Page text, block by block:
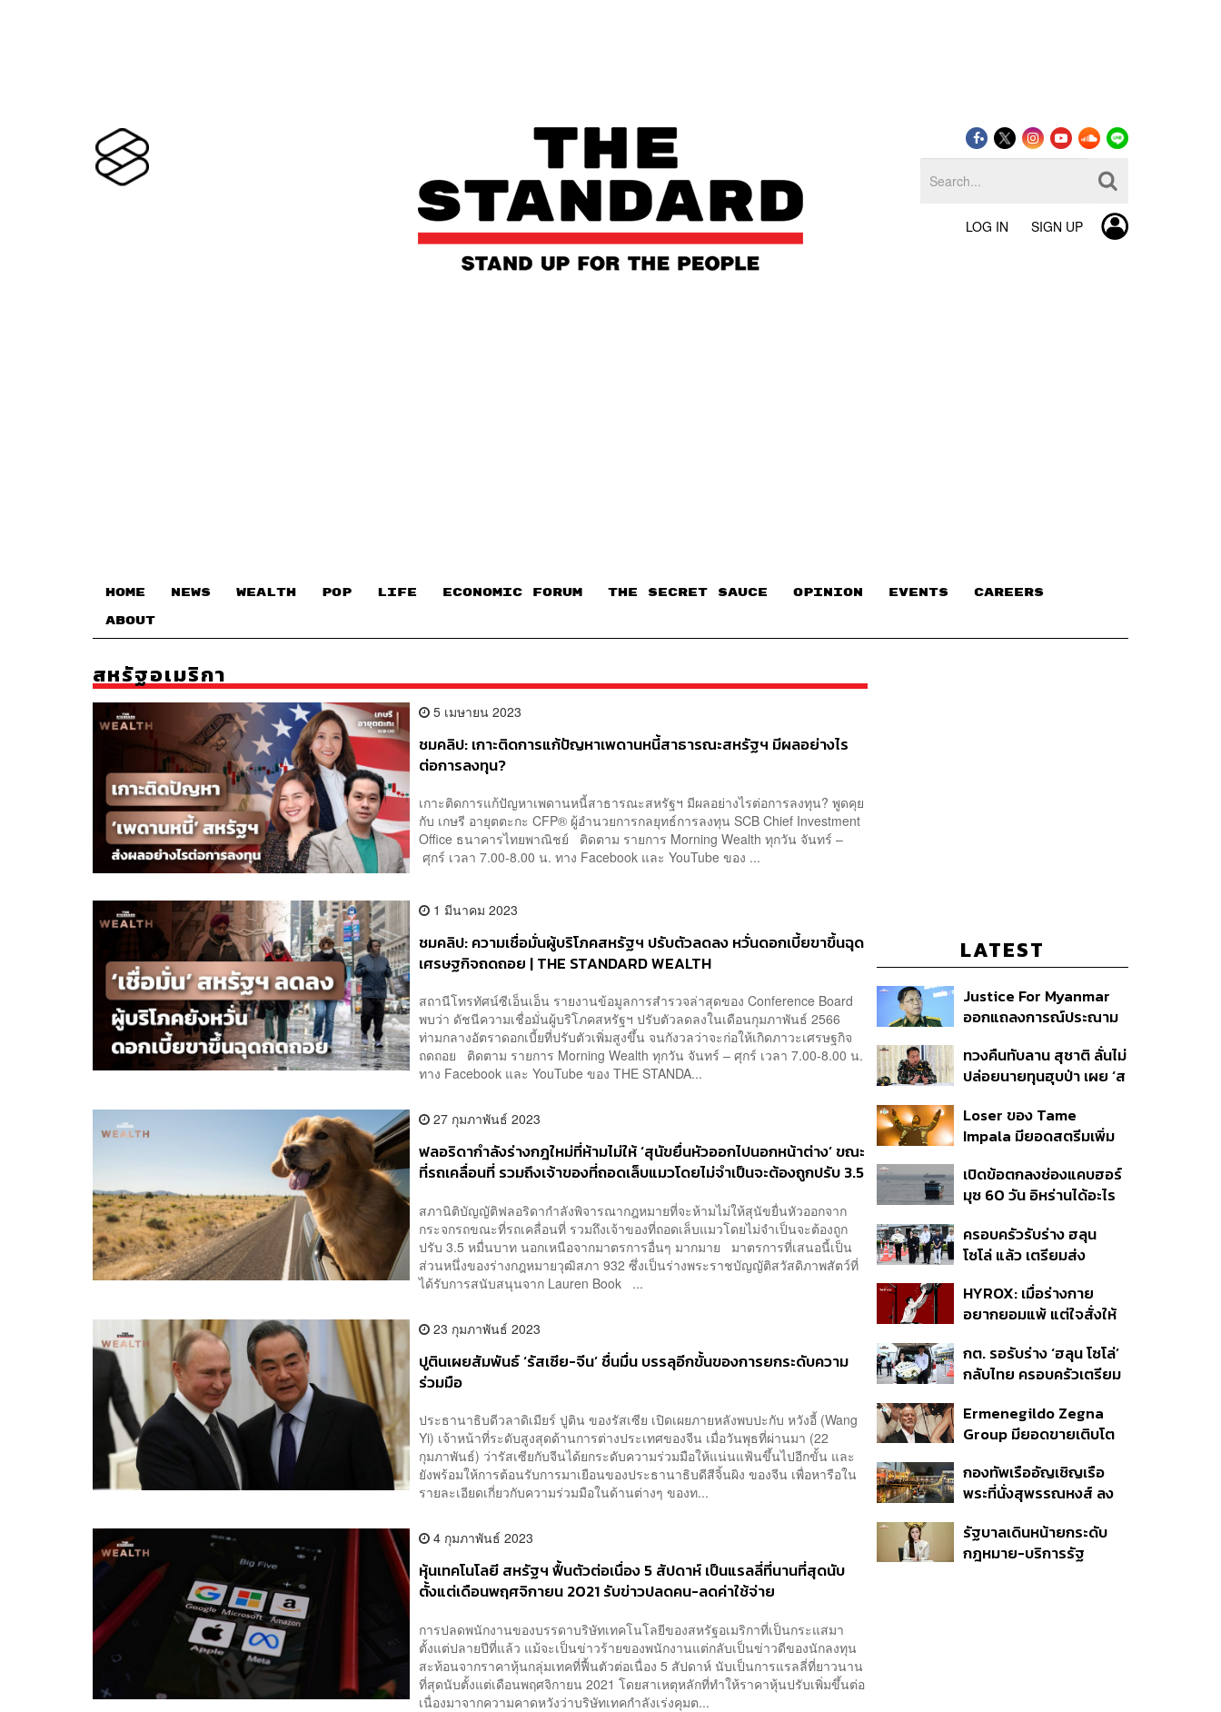
LOG IN SIGN UP
HOME NEWS WEALTH POP LIFE ECONOMIC FORUM THE SECRET SAUCE​ OPINION EVENTS CAREERS
ABOUT
สหรัฐอเมริกา
5 เมษายน 2023
ชมคลิป: เกาะติดการแก้ปัญหาเพดานหนี้สาธารณะสหรัฐฯ มีผลอย่างไร
ต่อการลงทุน?
เกาะติดการแก้ปัญหาเพดานหนี้สาธารณะสหรัฐฯ มีผลอย่างไรต่อการลงทุน? พูดคุย
กับ เกษรี อายุตตะกะ CFP® ผู้อำนวยการกลยุทธ์การลงทุน SCB Chief Investment
Office ธนาคารไทยพาณิชย์ ติดตาม รายการ Morning Wealth ทุกวัน จันทร์ –
ศุกร์ เวลา 7.00-8.00 น. ทาง Facebook และ YouTube ของ ...
1 มีนาคม 2023
ชมคลิป: ความเชื่อมั่นผู้บริโภคสหรัฐฯ ปรับตัวลดลง หวั่นดอกเบี้ยขาขึ้นฉุด
เศรษฐกิจถดถอย | THE STANDARD WEALTH
สถานีโทรทัศน์ซีเอ็นเอ็น รายงานข้อมูลการสำรวจล่าสุดของ Conference Board
พบว่า ดัชนีความเชื่อมั่นผู้บริโภคสหรัฐฯ ปรับตัวลดลงในเดือนกุมภาพันธ์ 2566
ท่ามกลางอัตราดอกเบี้ยที่ปรับตัวเพิ่มสูงขึ้น จนกังวลว่าจะก่อให้เกิดภาวะเศรษฐกิจ
ถดถอย ติดตาม รายการ Morning Wealth ทุกวัน จันทร์ – ศุกร์ เวลา 7.00-8.00 น.
ทาง Facebook และ YouTube ของ THE STANDA...
27 กุมภาพันธ์ 2023
ฟลอริดากำลังร่างกฎใหม่ที่ห้ามไม่ให้ ‘สุนัขยื่นหัวออกไปนอกหน้าต่าง’ ขณะ
ที่รถเคลื่อนที่ รวมถึงเจ้าของที่ถอดเล็บแมวโดยไม่จำเป็นจะต้องถูกปรับ 3.5
สภานิติบัญญัติฟลอริดากำลังพิจารณากฎหมายที่จะห้ามไม่ให้สุนัขยื่นหัวออกจาก
กระจกรถขณะที่รถเคลื่อนที่ รวมถึงเจ้าของที่ถอดเล็บแมวโดยไม่จำเป็นจะต้องถูก
ปรับ 3.5 หมื่นบาท นอกเหนือจากมาตรการอื่นๆ มากมาย มาตรการที่เสนอนี้เป็น
ส่วนหนึ่งของร่างกฎหมายวุฒิสภา 932 ซึ่งเป็นร่างพระราชบัญญัติสวัสดิภาพสัตว์ที่
ได้รับการสนับสนุนจาก Lauren Book ...
23 กุมภาพันธ์ 2023
ปูตินเผยสัมพันธ์ ‘รัสเซีย-จีน’ ชื่นมื่น บรรลุอีกขั้นของการยกระดับความ
ร่วมมือ
ประธานาธิบดีวลาดิเมียร์ ปูติน ของรัสเซีย เปิดเผยภายหลังพบปะกับ หวังอี้ (Wang
Yi) เจ้าหน้าที่ระดับสูงสุดด้านการต่างประเทศของจีน เมื่อวันพุธที่ผ่านมา (22
กุมภาพันธ์) ว่ารัสเซียกับจีนได้ยกระดับความร่วมมือให้แน่นแฟ้นขึ้นไปอีกขั้น และ
ยังพร้อมให้การต้อนรับการมาเยือนของประธานาธิบดีสีจิ้นผิง ของจีน เพื่อหารือใน
รายละเอียดเกี่ยวกับความร่วมมือในด้านต่างๆ ของท...
4 กุมภาพันธ์ 2023
หุ้นเทคโนโลยี สหรัฐฯ ฟื้นตัวต่อเนื่อง 5 สัปดาห์ เป็นแรลลี่ที่นานที่สุดนับ
ตั้งแต่เดือนพฤศจิกายน 2021 รับข่าวปลดคน-ลดค่าใช้จ่าย
การปลดพนักงานของบรรดาบริษัทเทคโนโลยีของสหรัฐอเมริกาที่เป็นกระแสมา
ตั้งแต่ปลายปีที่แล้ว แม้จะเป็นข่าวร้ายของพนักงานแต่กลับเป็นข่าวดีของนักลงทุน
สะท้อนจากราคาหุ้นกลุ่มเทคที่ฟื้นตัวต่อเนื่อง 5 สัปดาห์ นับเป็นการแรลลี่ที่ยาวนาน
ที่สุดนับตั้งแต่เดือนพฤศจิกายน 2021 โดยสาเหตุหลักที่ทำให้ราคาหุ้นปรับเพิ่มขึ้นต่อ
เนื่องมาจากความคาดหวังว่าบริษัทเทคกำลังเร่งคุมต...
LATEST
Justice For Myanmar
ออกแถลงการณ์ประณาม
หล่ายเยือน เรียกร้องหยุด
ให้ความชอบธรรมรัฐบาล
ทวงคืนทับลาน สุชาติ ลั่นไม่
ปล่อยนายทุนฮุบป่า เผย ‘ส
40% เตือนผู้ฝ่าฝืนเจอขั้น
เด็ดขาด
Loser ของ Tame
Impala มียอดสตรีมเพิ่ม
ประกอบ Spider-Man
เปิดข้อตกลงช่องแคบฮอร์
มุซ 60 วัน อิหร่านได้อะไร
ครอบครัวรับร่าง ฮลุน
โซโล่ แล้ว เตรียมส่ง
ชีวิต
HYROX: เมื่อร่างกาย
อยากยอมแพ้ แต่ใจสั่งให้
Self-Commitment ที่น่า
ลอง
กต. รอรับร่าง ‘ฮลุน โซโล่’
กลับไทย ครอบครัวเตรียม
Ermenegildo Zegna
Group มียอดขายเติบโต
ของปีนี้
กองทัพเรืออัญเชิญเรือ
พระที่นั่งสุพรรณหงส์ ลง
พยุหยาตราทางชลมารค ปี
2569
รัฐบาลเดินหน้ายกระดับ
กฎหมาย-บริการรัฐ